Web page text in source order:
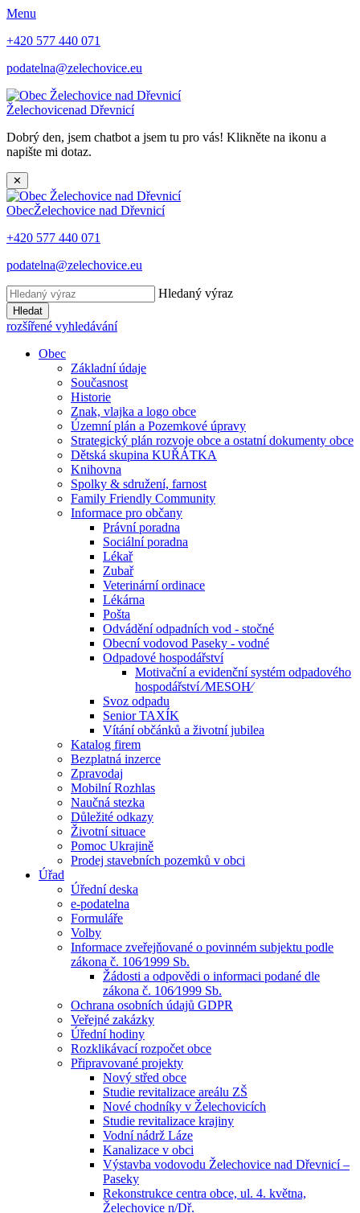
Menu
+420 577 440 071
podatelna@zelechovice.eu
Želechovicenad Dřevnicí
Dobrý den, jsem chatbot a jsem tu pro vás! Klikněte na ikonu a
napište mi dotaz.
✕
ObecŽelechovice nad Dřevnicí
+420 577 440 071
podatelna@zelechovice.eu
Hledaný výraz
Hledat
rozšířené vyhledávání
Obec
Základní údaje
Současnost
Historie
Znak, vlajka a logo obce
Územní plán a Pozemkové úpravy
Strategický plán rozvoje obce a ostatní dokumenty obce
Dětská skupina KUŘÁTKA
Knihovna
Spolky & sdružení, farnost
Family Friendly Community
Informace pro občany
Právní poradna
Sociální poradna
Lékař
Zubař
Veterinární ordinace
Lékárna
Pošta
Odvádění odpadních vod - stočné
Obecní vodovod Paseky - vodné
Odpadové hospodářství
Motivační a evidenční systém odpadového
hospodářství ⁄MESOH⁄
Svoz odpadu
Senior TAXÍK
Vítání občánků a životní jubilea
Katalog firem
Bezplatná inzerce
Zpravodaj
Mobilní Rozhlas
Naučná stezka
Důležité odkazy
Životní situace
Pomoc Ukrajině
Prodej stavebních pozemků v obci
Úřad
Úřední deska
e-podatelna
Formuláře
Volby
Informace zveřejňované o povinném subjektu podle
zákona č. 106⁄1999 Sb.
Žádosti a odpovědi o informaci podané dle
zákona č. 106⁄1999 Sb.
Ochrana osobních údajů GDPR
Veřejné zakázky
Úřední hodiny
Rozklikávací rozpočet obce
Připravované projekty
Nový střed obce
Studie revitalizace areálu ZŠ
Nové chodníky v Želechovicích
Studie revitalizace krajiny
Vodní nádrž Láze
Kanalizace v obci
Výstavba vodovodu Želechovice nad Dřevnicí –
Paseky
Rekonstrukce centra obce, ul. 4. května,
Želechovice n/Dř.